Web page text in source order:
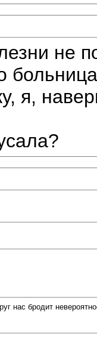
не
я,
нас бродит